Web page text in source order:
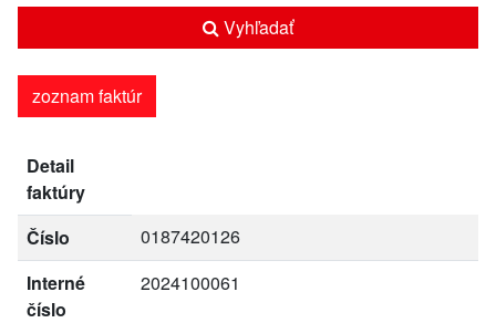
Vyhľadať
zoznam faktúr
Detail
faktúry
Číslo
0187420126
Interné
číslo
2024100061